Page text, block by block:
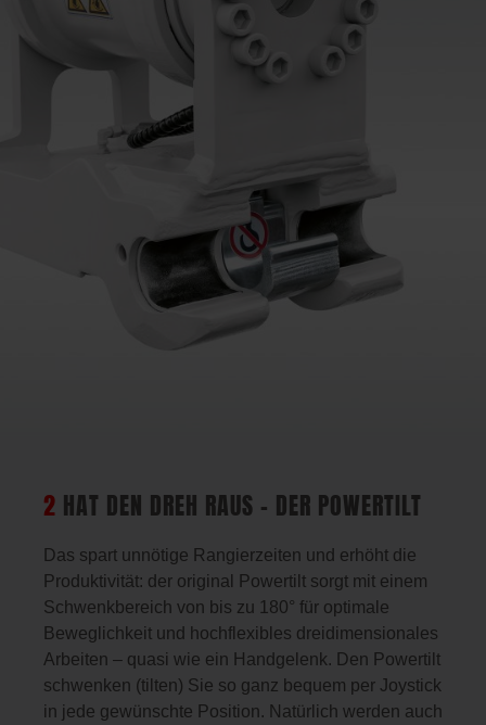
2 HAT DEN DREH RAUS – DER POWERTILT
Das spart unnötige Rangierzeiten und erhöht die
Produktivität: der original Powertilt sorgt mit einem
Schwenkbereich von bis zu 180° für optimale
Beweglichkeit und hochflexibles dreidimensionales
Arbeiten – quasi wie ein Handgelenk. Den Powertilt
schwenken (tilten) Sie so ganz bequem per Joystick
in jede gewünschte Position. Natürlich werden auch